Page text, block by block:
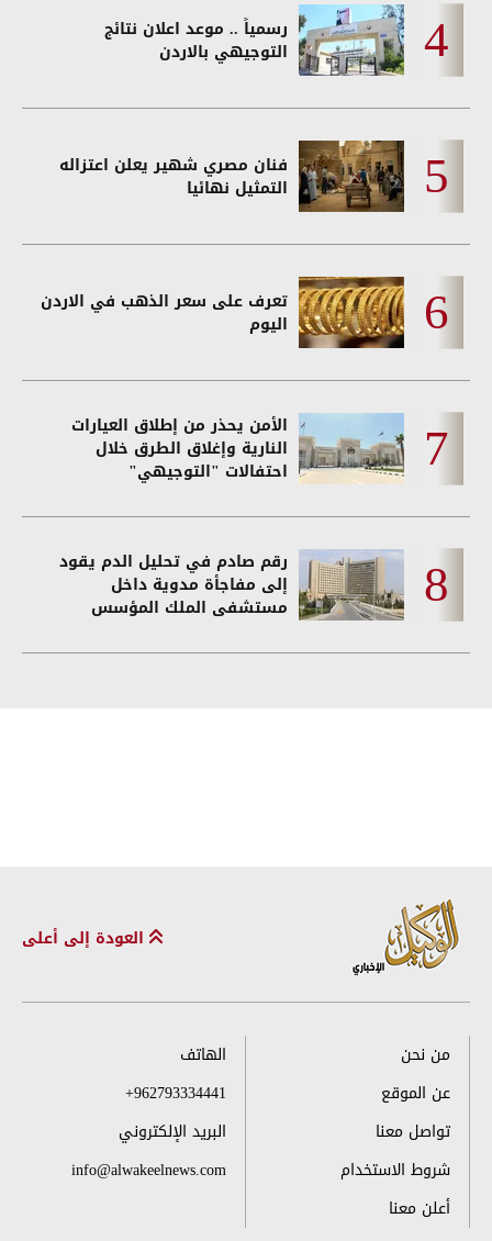
رسمياً .. موعد اعلان نتائج
التوجيهي بالاردن
فنان مصري شهير يعلن اعتزاله
التمثيل نهائيا
تعرف على سعر الذهب في الاردن
اليوم
الأمن يحذر من إطلاق العيارات
النارية وإغلاق الطرق خلال
احتفالات "التوجيهي"
رقم صادم في تحليل الدم يقود
إلى مفاجأة مدوية داخل
مستشفى الملك المؤسس
العودة إلى أعلى
من نحن
عن الموقع
تواصل معنا
شروط الاستخدام
أعلن معنا
الهاتف
+962793334441
البريد الإلكتروني
info@alwakeelnews.com